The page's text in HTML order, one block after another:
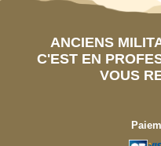
ANCIENS
C'EST EN
VOUS